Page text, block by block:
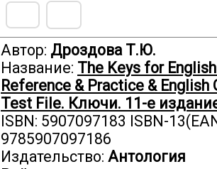
Автор: Дроздова Т.Ю.
Название: The Keys for
Reference & Practice & English
Test File. Ключи. 11-е
ISBN: 5907097183 ISBN-
9785907097186
Издательство: Антология